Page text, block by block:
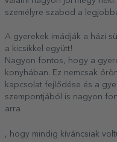
személyre szabod a
A gyerekek imádják a házi
a kicsikkel együtt!
Nagyon fontos, hogy a
konyhában. Ez nemcsak
kapcsolat fejlődése és a
szempontjából is nagyon
arra
, hogy mindig kíváncsiak